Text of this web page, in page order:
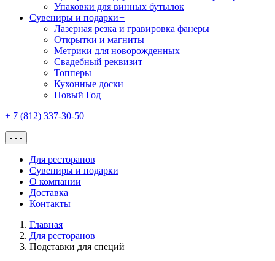
Упаковки для винных бутылок
Сувениры и подарки+
Лазерная резка и гравировка фанеры
Открытки и магниты
Метрики для новорожденных
Свадебный реквизит
Топперы
Кухонные доски
Новый Год
+ 7 (812) 337-30-50
- - -
Для ресторанов
Сувениры и подарки
О компании
Доставка
Контакты
Главная
Для ресторанов
Подставки для специй